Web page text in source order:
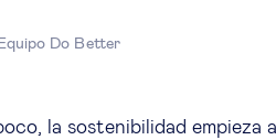
Equipo Do Better
la sostenibilidad empieza